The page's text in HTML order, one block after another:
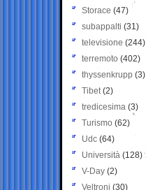
Storace (47)
subappalti (31)
televisione(244)
terremoto (402)
thyssenkrupp (3)
Tibet(2)
tredicesima (3)
Turismo (62)
Udc (64)
Università (128)
V-Day (2)
Veltroni (30)